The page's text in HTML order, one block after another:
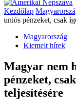
Kezdőlap
uniós pénzeket, csak
Magyarország
Kiemelt hírek
Magyar nem
pénzeket,
teljesítésére